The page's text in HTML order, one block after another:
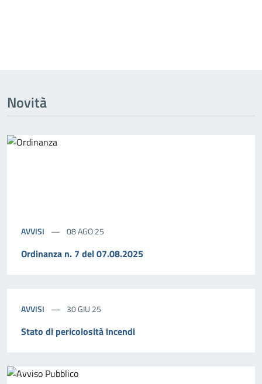
Novità
AVVISI 08 AGO 25
Ordinanza n. 7 del 07.08.2025
AVVISI 30 GIU 25
Stato di pericolosità incendi